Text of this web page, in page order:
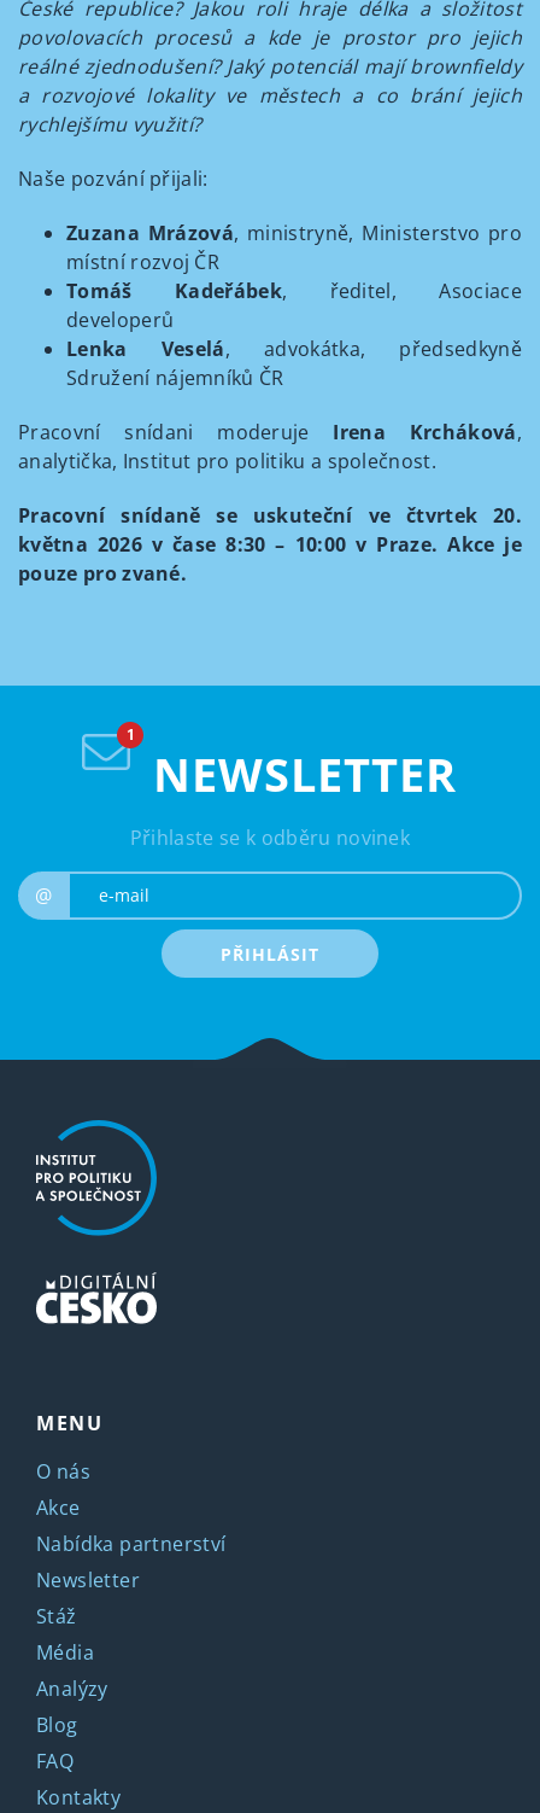
České republice? Jakou roli hraje délka a složitost
povolovacích procesů a kde je prostor pro jejich
reálné zjednodušení? Jaký potenciál mají brownfieldy
a rozvojové lokality ve městech a co brání jejich
rychlejšímu využití?
Naše pozvání přijali:
Zuzana Mrázová, ministryně, Ministerstvo pro
místní rozvoj ČR
Tomáš Kadeřábek, ředitel, Asociace
developerů
Lenka Veselá, advokátka, předsedkyně
Sdružení nájemníků ČR
Pracovní snídani moderuje Irena Krcháková,
analytička, Institut pro politiku a společnost.
Pracovní snídaně se uskuteční ve čtvrtek 20.
května 2026 v čase 8:30 – 10:00 v Praze. Akce je
pouze pro zvané.
NEWSLETTER
Přihlaste se k odběru novinek
@
PŘIHLÁSIT
MENU
O nás
Akce
Nabídka partnerství
Newsletter
Stáž
Média
Analýzy
Blog
FAQ
Kontakty